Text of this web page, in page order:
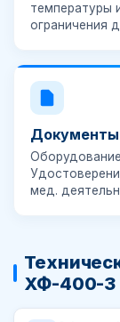
температуры
ограничения
мед.
ХФ-400-3